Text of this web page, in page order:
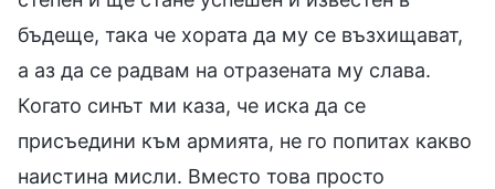
бъдеще, така че хората да му се възхищават,
а аз да се радвам на отразената му слава.
Когато синът ми каза, че иска да се
присъедини към армията, не го попитах какво
наистина мисли. Вместо това просто